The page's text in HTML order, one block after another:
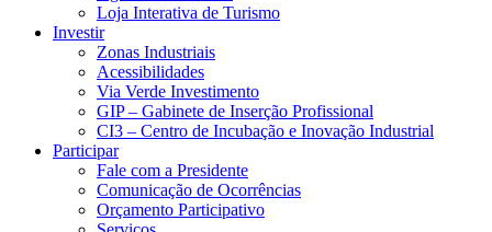
Loja Interativa de Turismo
Investir
Zonas Industriais
Acessibilidades
Via Verde Investimento
GIP – Gabinete de Inserção Profissional
CI3 – Centro de Incubação e Inovação Industrial
Participar
Fale com a Presidente
Comunicação de Ocorrências
Orçamento Participativo